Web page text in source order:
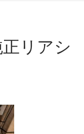
リアシ